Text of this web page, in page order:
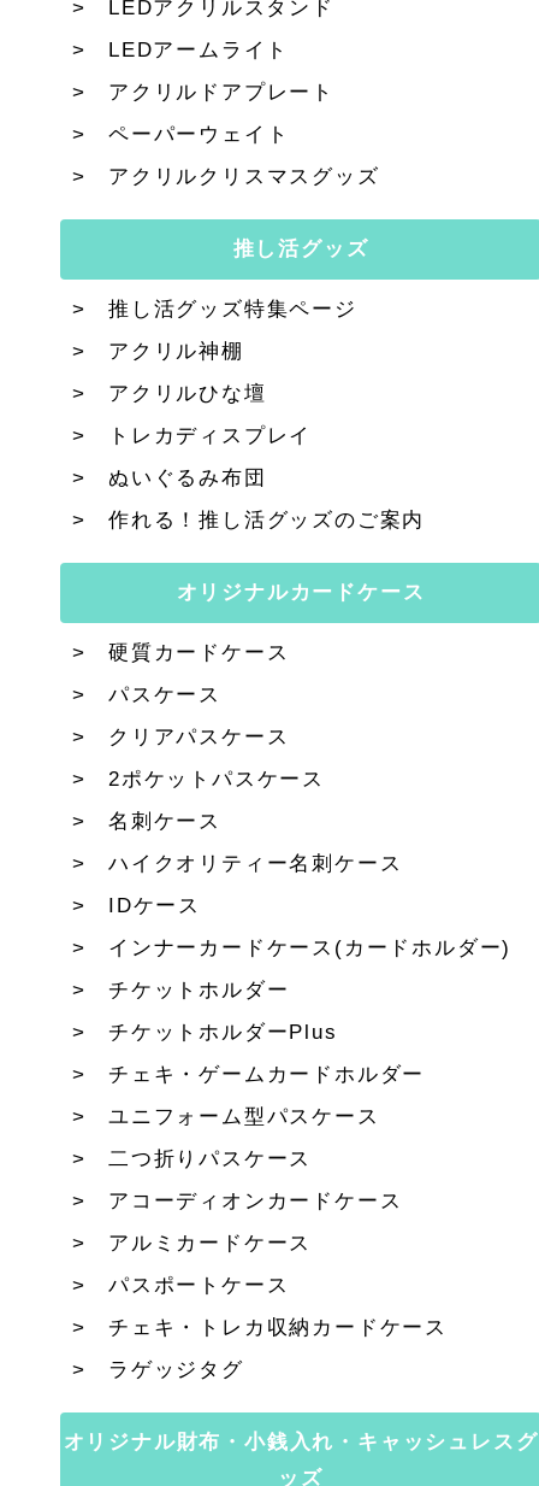
LEDアクリルスタンド
LEDアームライト
アクリルドアプレート
ペーパーウェイト
アクリルクリスマスグッズ
推し活グッズ
推し活グッズ特集ページ
アクリル神棚
アクリルひな壇
トレカディスプレイ
ぬいぐるみ布団
作れる！推し活グッズのご案内
オリジナルカードケース
硬質カードケース
パスケース
クリアパスケース
2ポケットパスケース
名刺ケース
ハイクオリティー名刺ケース
IDケース
インナーカードケース(カードホルダー)
チケットホルダー
チケットホルダーPlus
チェキ・ゲームカードホルダー
ユニフォーム型パスケース
二つ折りパスケース
アコーディオンカードケース
アルミカードケース
パスポートケース
チェキ・トレカ収納カードケース
ラゲッジタグ
オリジナル財布・小銭入れ・キャッシュレスグ
ッズ